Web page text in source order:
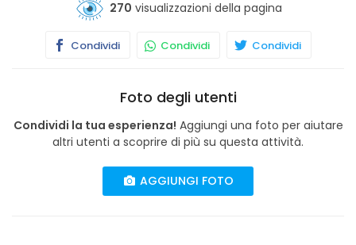
270 visualizzazioni della pagina
Condividi Condividi Condividi
Foto degli utenti
Condividi la tua esperienza! Aggiungi una foto per aiutare
altri utenti a scoprire di più su questa attività.
AGGIUNGI FOTO